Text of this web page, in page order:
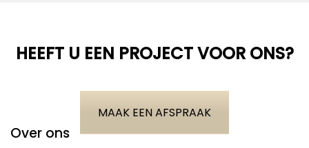
HEEFT U EEN PROJECT VOOR ONS?
MAAK EEN AFSPRAAK
Over ons